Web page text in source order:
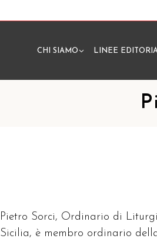
CHI SIAMO LINEE
Pietro Sorci, Ordinario di
Sicilia, è membro ordinario